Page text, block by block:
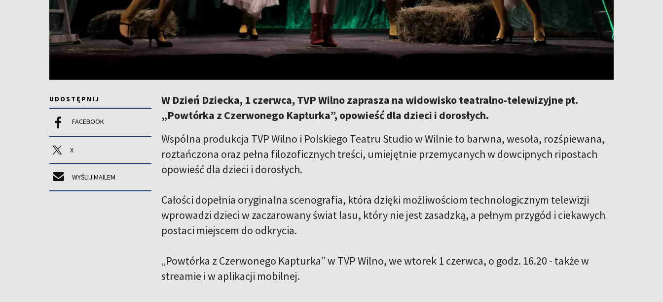
UDOSTĘPNIJ
FACEBOOK
X
WYŚLIJ MAILEM
W Dzień Dziecka, 1 czerwca, TVP Wilno zaprasza na widowisko teatralno-telewizyjne pt.
„Powtórka z Czerwonego Kapturka”, opowieść dla dzieci i dorosłych.
Wspólna produkcja TVP Wilno i Polskiego Teatru Studio w Wilnie to barwna, wesoła, rozśpiewana,
roztańczona oraz pełna filozoficznych treści, umiejętnie przemycanych w dowcipnych ripostach
opowieść dla dzieci i dorosłych.
Całości dopełnia oryginalna scenografia, która dzięki możliwościom technologicznym telewizji
wprowadzi dzieci w zaczarowany świat lasu, który nie jest zasadzką, a pełnym przygód i ciekawych
postaci miejscem do odkrycia.
„Powtórka z Czerwonego Kapturka” w TVP Wilno, we wtorek 1 czerwca, o godz. 16.20 - także w
streamie i w aplikacji mobilnej.